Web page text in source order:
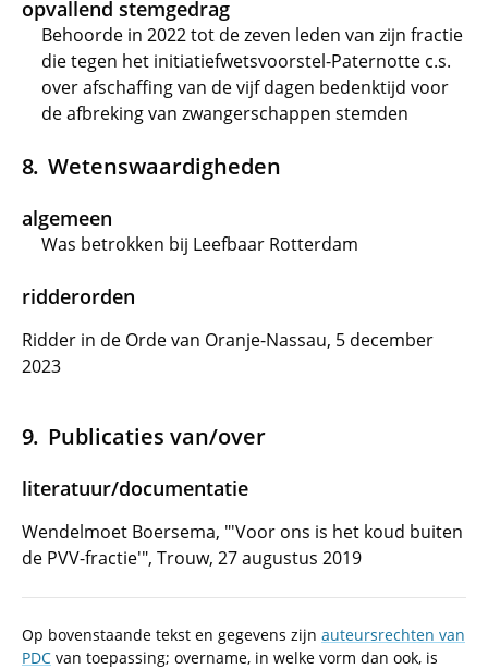
opvallend stemgedrag
Behoorde in 2022 tot de zeven leden van zijn fractie
die tegen het initiatiefwetsvoorstel-Paternotte c.s.
over afschaffing van de vijf dagen bedenktijd voor
de afbreking van zwangerschappen stemden
Wetenswaardigheden
algemeen
Was betrokken bij Leefbaar Rotterdam
ridderorden
Ridder in de Orde van Oranje-Nassau, 5 december
2023
Publicaties van/over
literatuur/documentatie
Wendelmoet Boersema, "'Voor ons is het koud buiten
de PVV-fractie'", Trouw, 27 augustus 2019
Op bovenstaande tekst en gegevens zijn auteursrechten van
PDC van toepassing; overname, in welke vorm dan ook, is